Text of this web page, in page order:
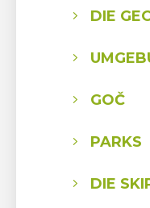
DIE
GOČ
PARKS
DIE